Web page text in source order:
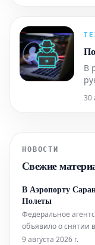
В
30
НОВОСТИ
Свежие
В Аэропорту
Полеты
Федеральное
объявило о снятии
отправление
9 августа 2026 г.